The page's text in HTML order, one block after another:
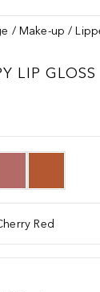
Make-up
LIP GLOSS
Red